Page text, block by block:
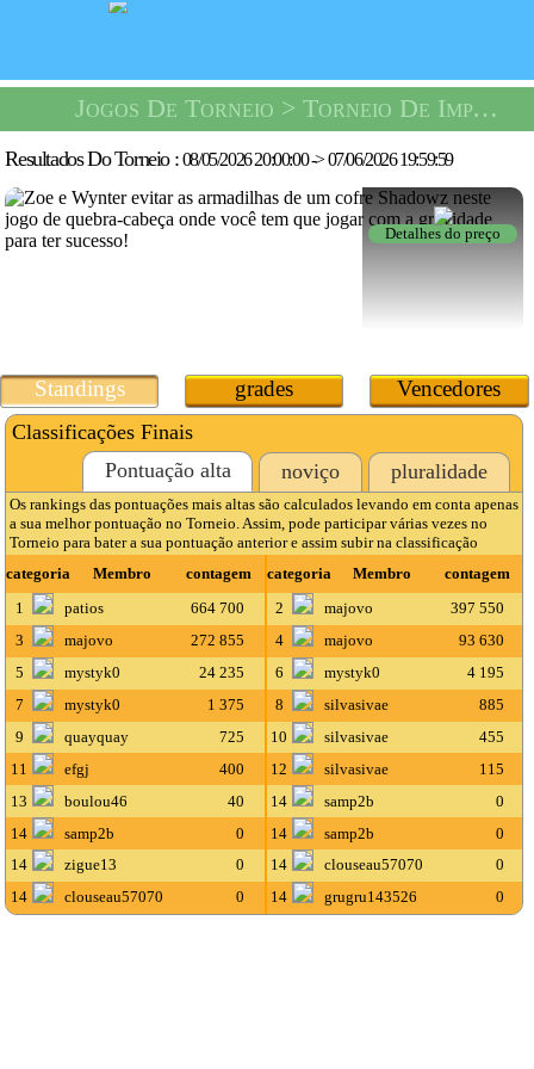
Jogos De Torneio > Torneio De Impacto Safe Box -
Resultados Do Torneio :08/05/2026 20:00:00->07/06/2026 19:59:59
Detalhes do preço
Standings grades Vencedores
Classificações Finais
Pontuação alta
noviço pluralidade
Os rankings das pontuações mais altas são calculados levando em conta apenas
a sua melhor pontuação no Torneio. Assim, pode participar várias vezes no
Torneio para bater a sua pontuação anterior e assim subir na classificação
categoria
Membro contagem categoria Membro
contagem
1
patios 664 700 2 majovo
397 550
3
majovo 272 855 4 majovo
93 630
5
mystyk0 24 235 6 mystyk0
4 195
7
mystyk0 1 375 8 silvasivae
885
9
quayquay 725 10 silvasivae
455
11
efgj 400 12 silvasivae
115
13
boulou46 40 14 samp2b
0
14
samp2b 0 14 samp2b
0
14
zigue13 0 14 clouseau57070
0
14
clouseau57070 0 14 grugru143526 0